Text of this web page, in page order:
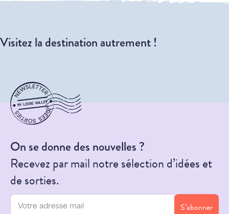
Visitez la destination autrement !
On se donne des nouvelles ?
Recevez par mail notre sélection d’idées et
de sorties.
S’abonner